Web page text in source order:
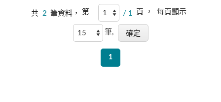
共 2 筆資料， 第 / 1 頁 ， 每頁顯示
筆,
1